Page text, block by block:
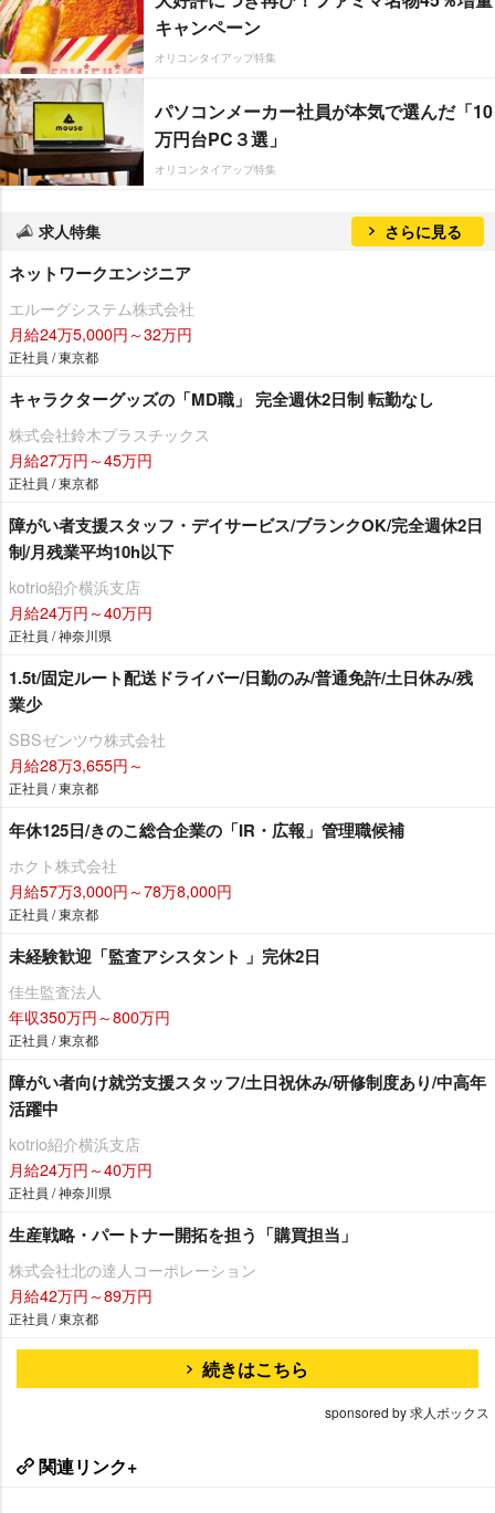
キャンペーン
オリコンタイアップ特集
パソコンメーカー社員が本気で選んだ「10
万円台PC３選」
オリコンタイアップ特集
求人特集 さらに見る
ネットワークエンジニア
エルーグシステム株式会社
月給24万5,000円～32万円
正社員 / 東京都
キャラクターグッズの「MD職」 完全週休2日制 転勤なし
株式会社鈴木プラスチックス
月給27万円～45万円
正社員 / 東京都
障がい者支援スタッフ・デイサービス/ブランクOK/完全週休2日
制/月残業平均10h以下
kotrio紹介横浜支店
月給24万円～40万円
正社員 / 神奈川県
1.5t/固定ルート配送ドライバー/日勤のみ/普通免許/土日休み/残
業少
SBSゼンツウ株式会社
月給28万3,655円～
正社員 / 東京都
年休125日/きのこ総合企業の「IR・広報」管理職候補
ホクト株式会社
月給57万3,000円～78万8,000円
正社員 / 東京都
未経験歓迎「監査アシスタント 」完休2日
佳生監査法人
年収350万円～800万円
正社員 / 東京都
障がい者向け就労支援スタッフ/土日祝休み/研修制度あり/中高年
活躍中
kotrio紹介横浜支店
月給24万円～40万円
正社員 / 神奈川県
生産戦略・パートナー開拓を担う「購買担当」
株式会社北の達人コーポレーション
月給42万円～89万円
正社員 / 東京都
続きはこちら
sponsored by 求人ボックス
関連リンク+